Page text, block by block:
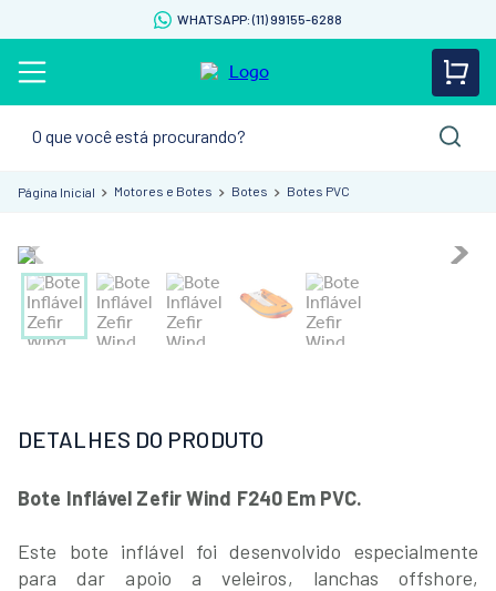
WHATSAPP: (11) 99155-6288
Motores e Botes Botes Botes PVC
DETALHES DO PRODUTO
Bote Inflável Zefir Wind F240 Em PVC.
Este bote inflável foi desenvolvido especialmente
para dar apoio a veleiros, lanchas offshore,